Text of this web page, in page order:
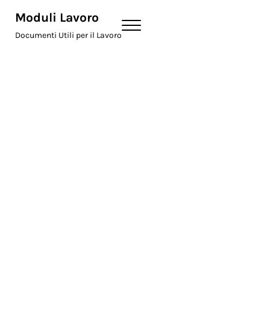
Moduli Lavoro
Documenti Utili per il Lavoro
Menu